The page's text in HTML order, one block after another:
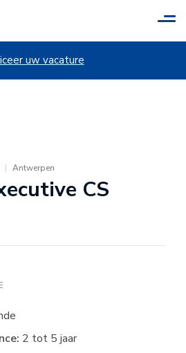
uw vacature
| Antwerpen
CS
2 tot 5 jaar